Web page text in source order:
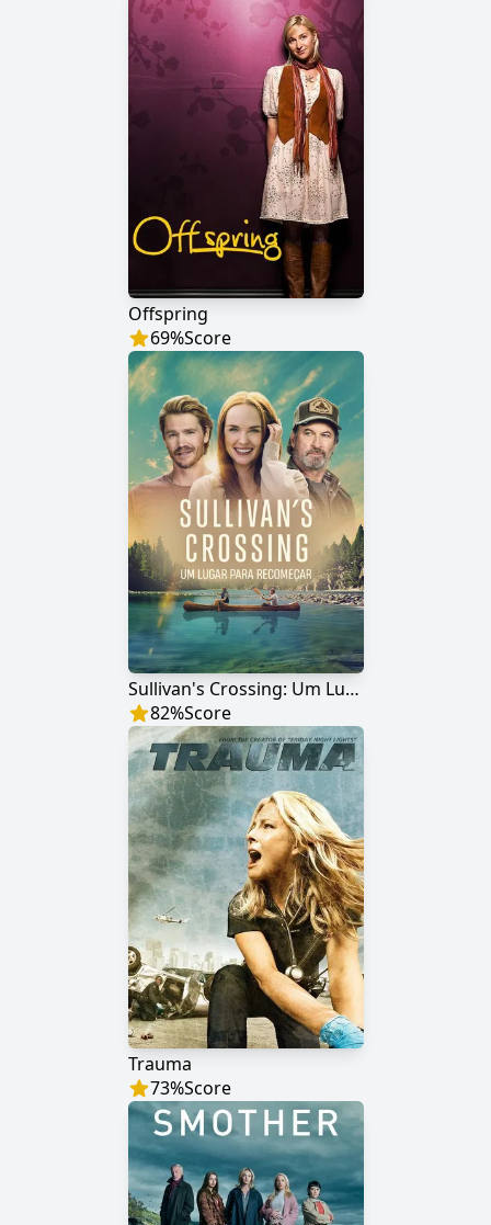
Offspring
69%Score
Sullivan's Crossing: Um Lugar para Recomeçar
82%Score
Trauma
73%Score